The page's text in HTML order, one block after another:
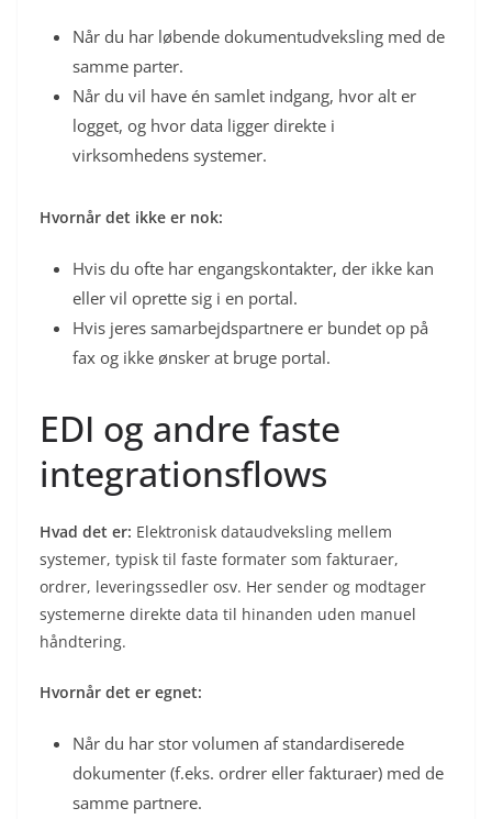
Når du har løbende dokumentudveksling med de
samme parter.
Når du vil have én samlet indgang, hvor alt er
logget, og hvor data ligger direkte i
virksomhedens systemer.
Hvornår det ikke er nok:
Hvis du ofte har engangskontakter, der ikke kan
eller vil oprette sig i en portal.
Hvis jeres samarbejdspartnere er bundet op på
fax og ikke ønsker at bruge portal.
EDI og andre faste
integrationsflows
Hvad det er: Elektronisk dataudveksling mellem
systemer, typisk til faste formater som fakturaer,
ordrer, leveringssedler osv. Her sender og modtager
systemerne direkte data til hinanden uden manuel
håndtering.
Hvornår det er egnet:
Når du har stor volumen af standardiserede
dokumenter (f.eks. ordrer eller fakturaer) med de
samme partnere.